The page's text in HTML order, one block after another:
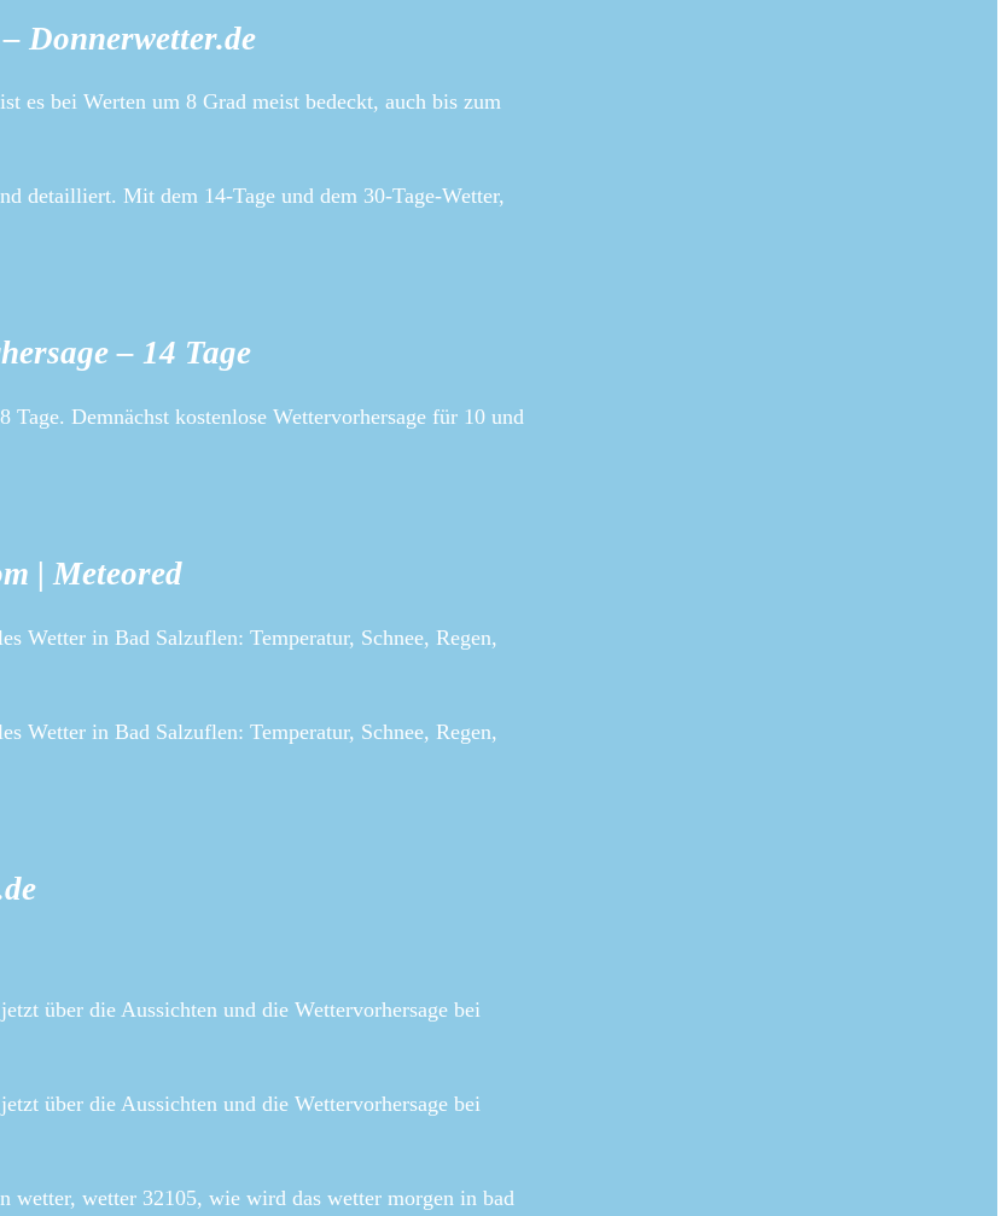
Donnerwetter.de
es bei Werten um 8 Grad meist bedeckt, auch bis zum
detailliert. Mit dem 14-Tage und dem 30-Tage-Wetter,
– 14 Tage
Demnächst kostenlose Wettervorhersage für 10 und
| Meteored
Wetter in Bad Salzuflen: Temperatur, Schnee, Regen,
Wetter in Bad Salzuflen: Temperatur, Schnee, Regen,
über die Aussichten und die Wettervorhersage bei
über die Aussichten und die Wettervorhersage bei
wetter, wetter 32105, wie wird das wetter morgen in bad